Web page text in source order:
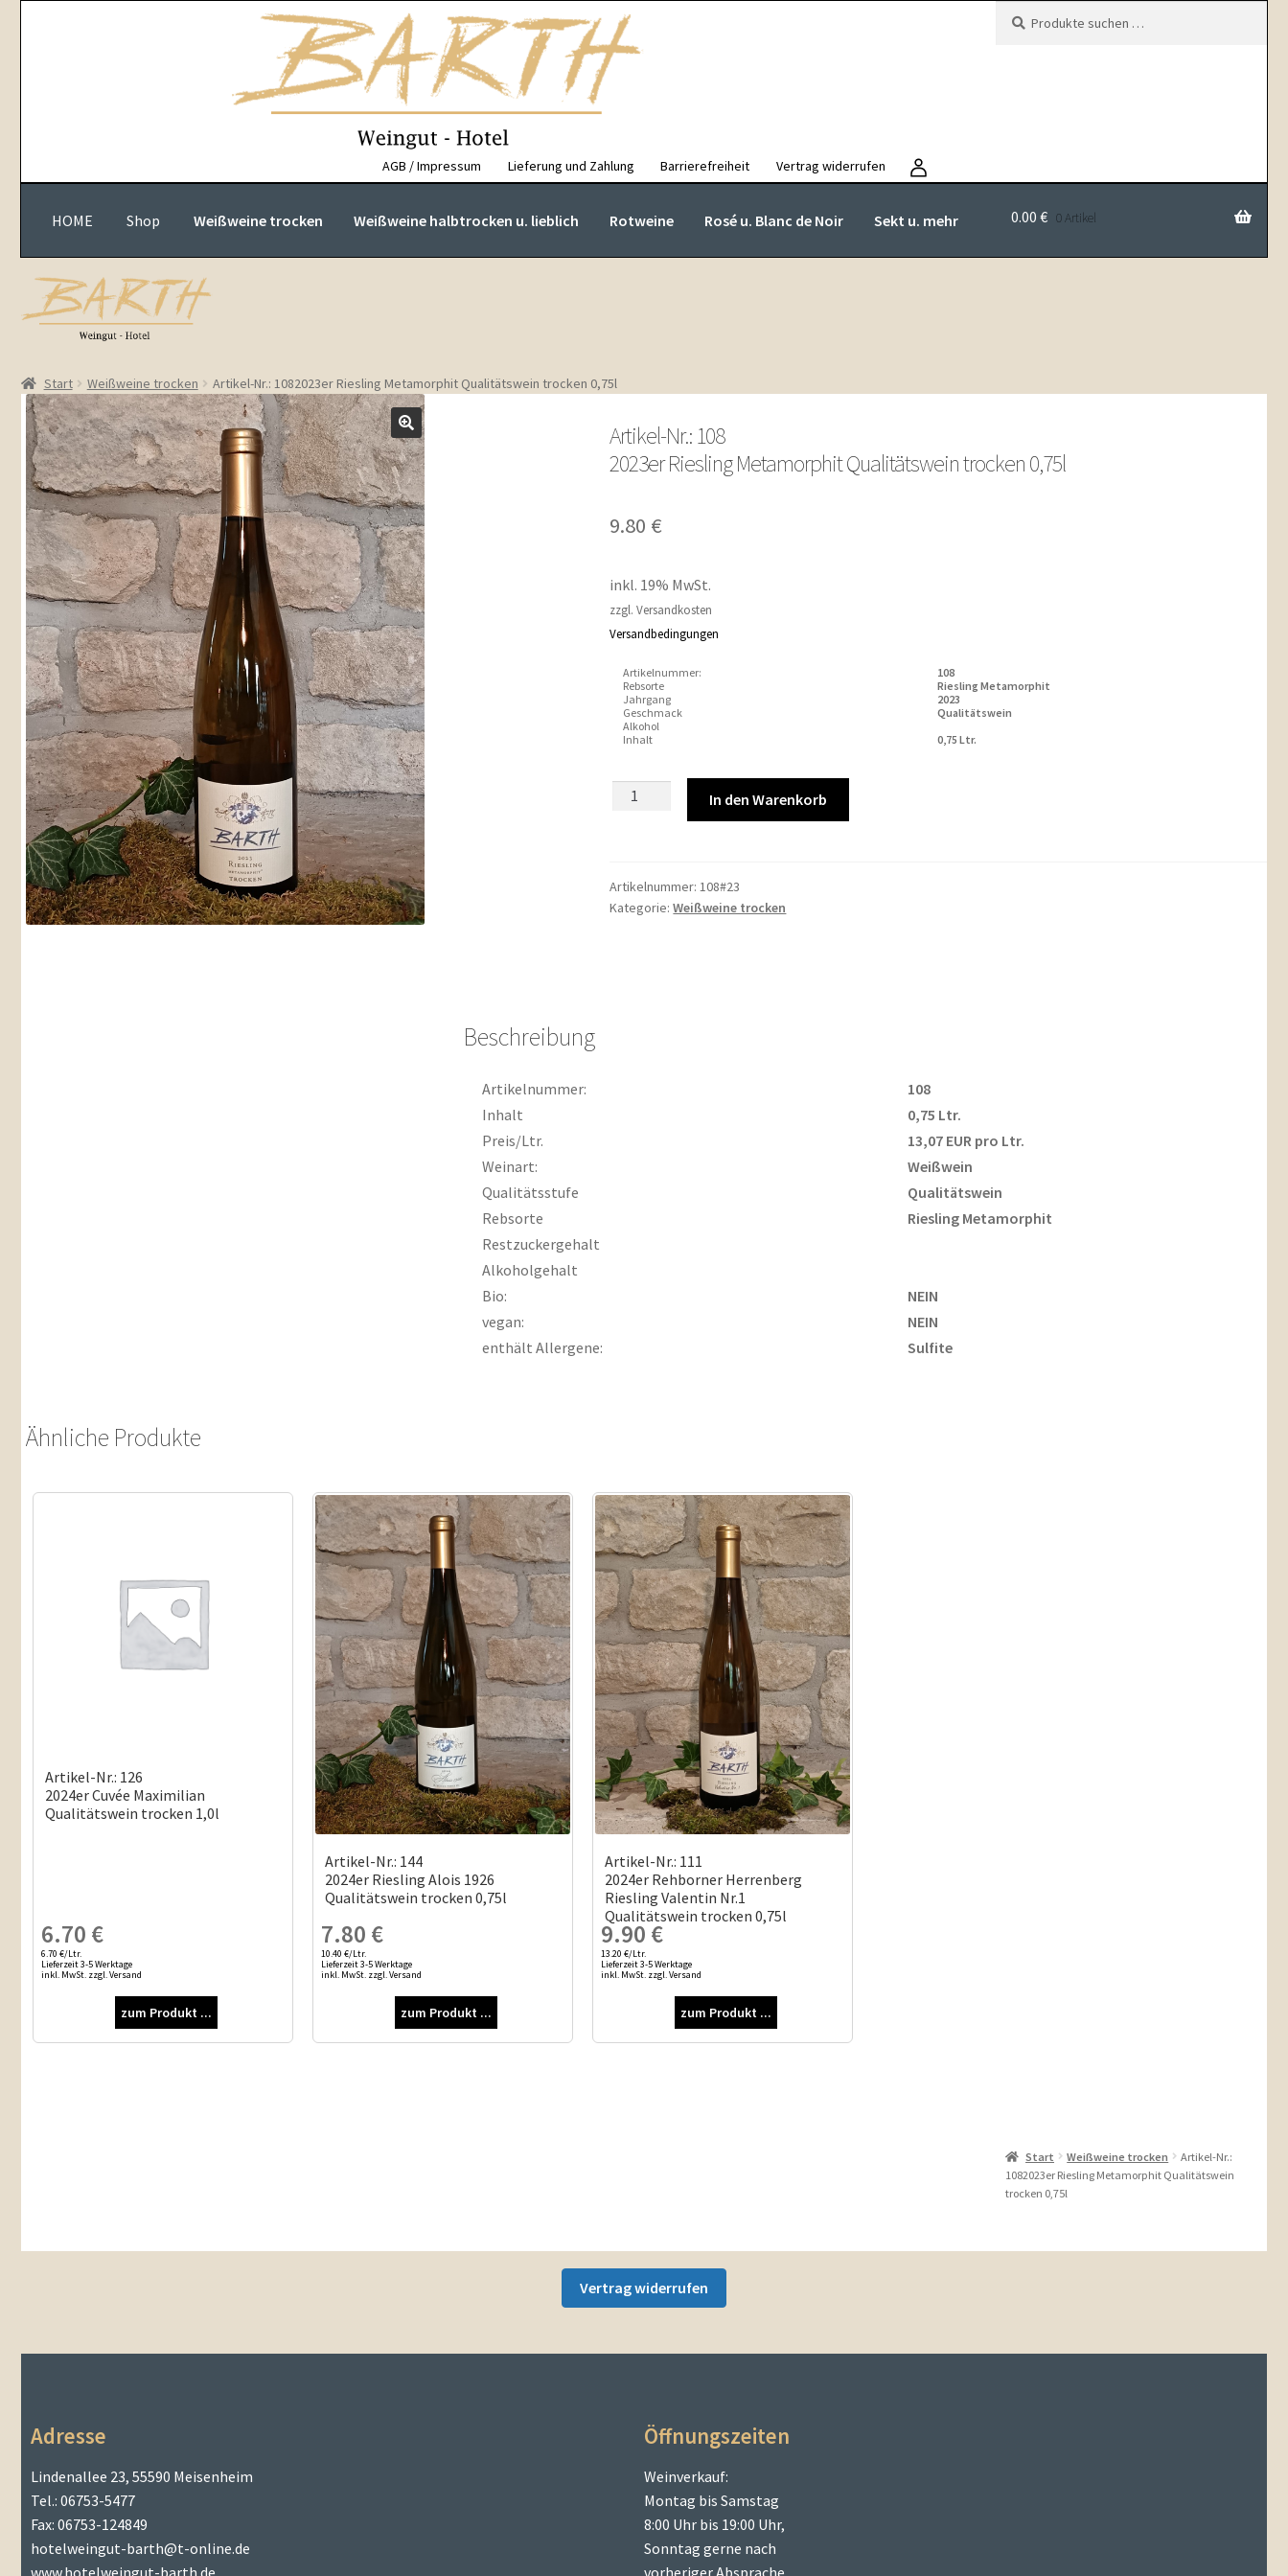
AGB / Impressum Lieferung und Zahlung Barrierefreiheit Vertrag widerrufen
nach:
HOME Shop Weißweine trocken Weißweine halbtrocken u. lieblich Rotweine Rosé u. Blanc de Noir Sekt u. mehr 0.00€ 0 Artikel
Start Weißweine trocken Artikel-Nr.: 1082023er Riesling Metamorphit Qualitätswein trocken 0,75l
Artikel-Nr.: 108
2023er Riesling Metamorphit Qualitätswein trocken 0,75l
9.80 €
inkl. 19% MwSt.
zzgl. Versandkosten
Versandbedingungen
Artikelnummer:
108
Rebsorte
Riesling Metamorphit
Jahrgang
2023
Geschmack
Qualitätswein
Alkohol
Inhalt
0,75 Ltr.
Artikel-
Metamorphit
Qualitätswein
In den Warenkorb
Artikelnummer:108#23
Kategorie:Weißweine trocken
Beschreibung
Artikelnummer:
108
Inhalt
0,75 Ltr.
Preis/Ltr.
13,07 EUR pro Ltr.
Weinart:
Weißwein
Qualitätsstufe
Qualitätswein
Rebsorte
Riesling Metamorphit
Restzuckergehalt
Alkoholgehalt
Bio:
NEIN
vegan:
NEIN
enthält Allergene:
Sulfite
Ähnliche Produkte
Artikel-Nr.: 126
2024er Cuvée Maximilian
Qualitätswein trocken 1,0l
6.70 €/Ltr.
Lieferzeit 3-5 Werktage
inkl. MwSt. zzgl. Versand
6.70 €
zum Produkt ...
Artikel-Nr.: 144
2024er Riesling Alois 1926
Qualitätswein trocken 0,75l
10.40 €/Ltr.
Lieferzeit 3-5 Werktage
inkl. MwSt. zzgl. Versand
7.80 €
zum Produkt ...
Artikel-Nr.: 111
2024er Rehborner Herrenberg
Riesling Valentin Nr.1
Qualitätswein trocken 0,75l
13.20 €/Ltr.
Lieferzeit 3-5 Werktage
inkl. MwSt. zzgl. Versand
9.90 €
zum Produkt ...
Start Weißweine trocken
Artikel-Nr.:
1082023er Riesling Metamorphit Qualitätswein
trocken 0,75l
Vertrag widerrufen
Adresse
Lindenallee 23, 55590 Meisenheim
Tel.: 06753-5477
Fax: 06753-124849
hotelweingut-barth@t-online.de
Öffnungszeiten
Weinverkauf:
Montag bis Samstag
8:00 Uhr bis 19:00 Uhr,
Sonntag gerne nach